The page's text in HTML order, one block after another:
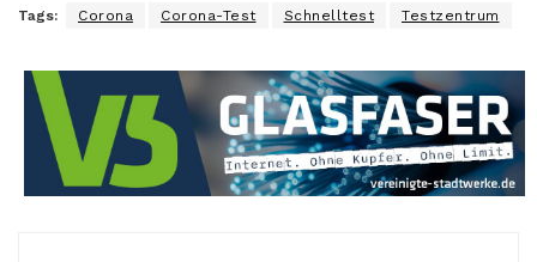
Tags: Corona Corona-Test Schnelltest Testzentrum